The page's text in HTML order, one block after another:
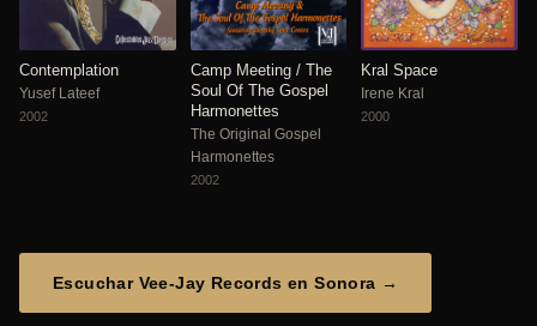
Contemplation
Yusef Lateef
2002
Camp Meeting / The
Soul Of The Gospel
Harmonettes
The Original Gospel
Harmonettes
2002
Kral Space
Irene Kral
2000
Escuchar Vee-Jay Records en Sonora →